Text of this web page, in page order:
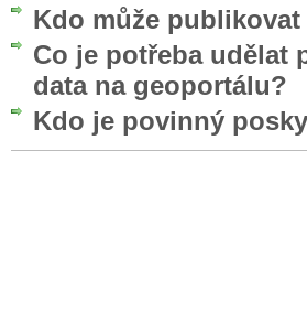
Kdo může
Co je potřeba udělat
data na geoportálu?
Kdo je povinný